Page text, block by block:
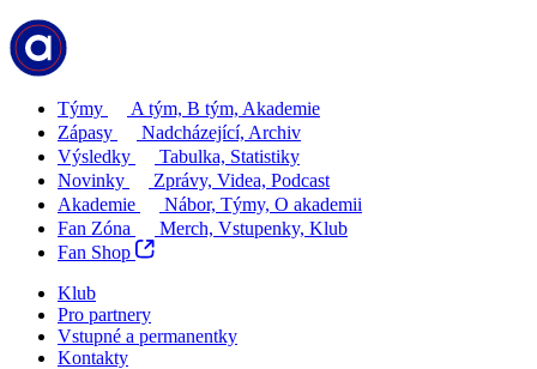
Týmy
A tým, B tým, Akademie
Zápasy
Nadcházející, Archiv
Výsledky
Tabulka, Statistiky
Novinky
Zprávy, Videa, Podcast
Akademie
Nábor, Týmy, O akademii
Fan Zóna
Merch, Vstupenky, Klub
Fan Shop
Klub
Pro partnery
Vstupné a permanentky
Kontakty